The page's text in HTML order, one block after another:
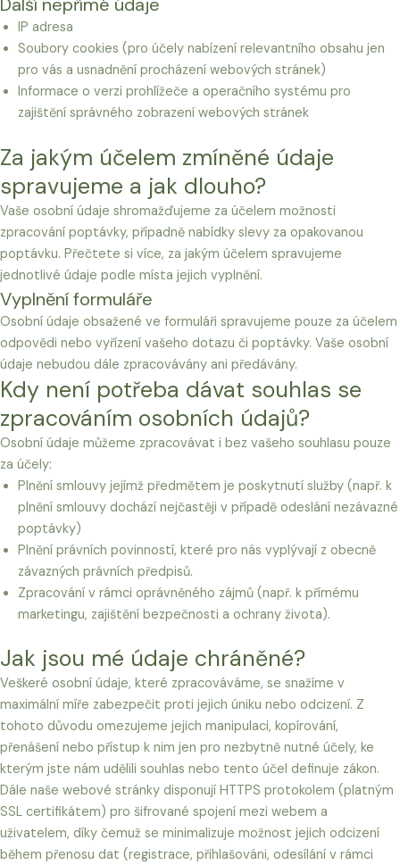
IP adresa
Soubory cookies (pro účely nabízení relevantního obsahu jen
pro vás a usnadnění procházení webových stránek)
Informace o verzi prohlížeče a operačního systému pro
zajištění správného zobrazení webových stránek
Za jakým účelem zmíněné údaje
spravujeme a jak dlouho?
Vaše osobní údaje shromažďujeme za účelem možnosti
zpracování poptávky, případně nabídky slevy za opakovanou
poptávku. Přečtete si více, za jakým účelem spravujeme
jednotlivé údaje podle místa jejich vyplnění.
Vyplnění formuláře
Osobní údaje obsažené ve formuláři spravujeme pouze za účelem
odpovědi nebo vyřízení vašeho dotazu či poptávky. Vaše osobní
údaje nebudou dále zpracovávány ani předávány.
Kdy není potřeba dávat souhlas se
zpracováním osobních údajů?
Osobní údaje můžeme zpracovávat i bez vašeho souhlasu pouze
za účely:
Plnění smlouvy jejímž předmětem je poskytnutí služby (např. k
plnění smlouvy dochází nejčastěji v případě odeslání nezávazné
poptávky)
Plnění právních povinností, které pro nás vyplývají z obecně
závazných právních předpisů.
Zpracování v rámci oprávněného zájmů (např. k přímému
marketingu, zajištění bezpečnosti a ochrany života).
Jak jsou mé údaje chráněné?
Veškeré osobní údaje, které zpracováváme, se snažíme v
maximální míře zabezpečit proti jejich úniku nebo odcizení. Z
tohoto důvodu omezujeme jejich manipulaci, kopírování,
přenášení nebo přístup k nim jen pro nezbytně nutné účely, ke
kterým jste nám udělili souhlas nebo tento účel definuje zákon.
Dále naše webové stránky disponují HTTPS protokolem (platným
SSL certifikátem) pro šifrované spojení mezi webem a
uživatelem, díky čemuž se minimalizuje možnost jejich odcizení
během přenosu dat (registrace, přihlašováni, odesílání v rámci